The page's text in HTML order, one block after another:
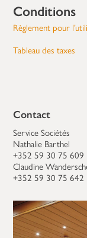
Conditions
Règlement pour
Tableau des taxes
Contact
Service Sociétés
Nathalie Barthel
+352 59 30 75 609
Claudine
+352 59 30 75 642